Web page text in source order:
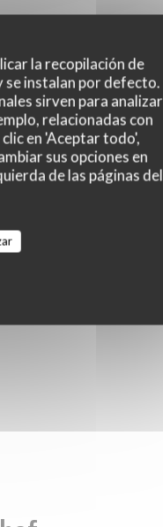
la recopilación de
se instalan por defecto.
sirven para analizar
relacionadas con
en 'Aceptar todo',
sus opciones en
de las páginas del